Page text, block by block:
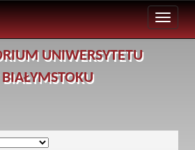
UNIWERSYTETU